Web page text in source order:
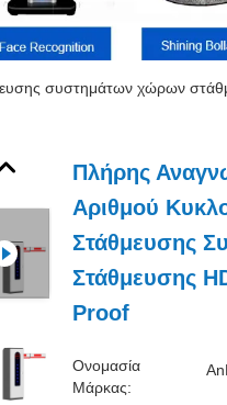
συστημάτων χώρων
Πλήρης
Αριθμού
Στάθμευσης
Στάθμευσης
Proof
Ονομασία
Μάρκας: